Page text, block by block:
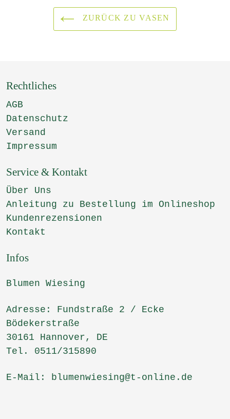
ZURÜCK ZU VASEN
Rechtliches
AGB
Datenschutz
Versand
Impressum
Service & Kontakt
Über Uns
Anleitung zu Bestellung im Onlineshop
Kundenrezensionen
Kontakt
Infos
Blumen Wiesing
Adresse: Fundstraße 2 / Ecke
Bödekerstraße
30161 Hannover, DE
Tel. 0511/315890
E-Mail: blumenwiesing@t-online.de